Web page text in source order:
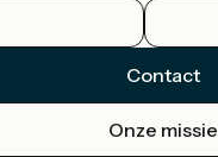
Contact
Onze missie